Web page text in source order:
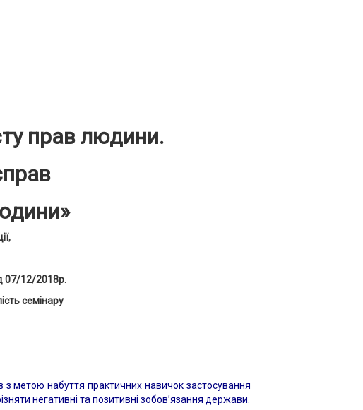
прав людини.
07/12/2018р.
семінару
метою набуття практичних навичок застосування
негативні та позитивні зобов’язання держави.